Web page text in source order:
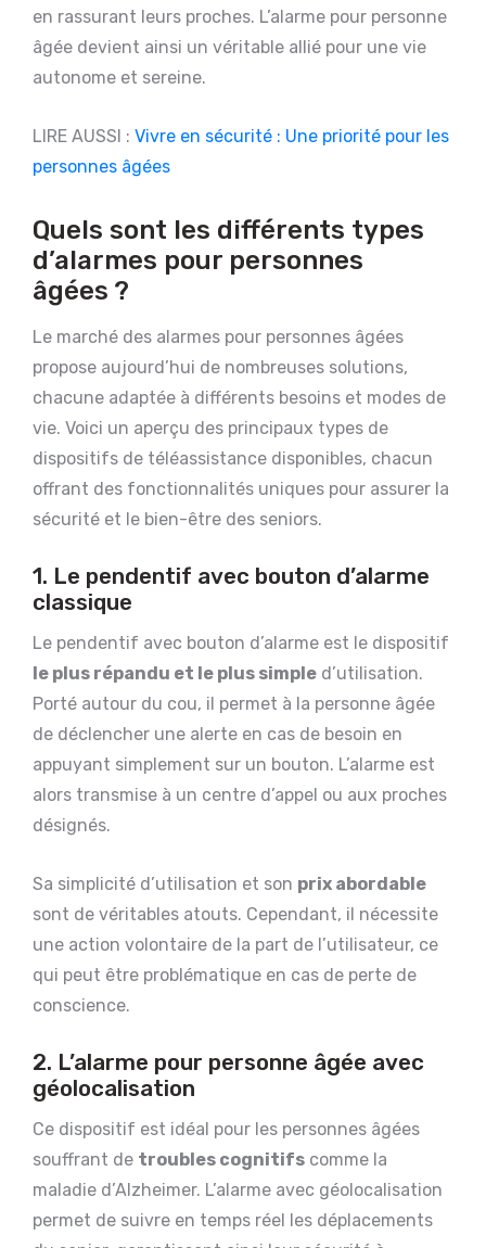
en rassurant leurs proches. L’alarme pour personne
âgée devient ainsi un véritable allié pour une vie
autonome et sereine.
LIRE AUSSI : Vivre en sécurité : Une priorité pour les
personnes âgées
Quels sont les différents types
d’alarmes pour personnes
âgées ?
Le marché des alarmes pour personnes âgées
propose aujourd’hui de nombreuses solutions,
chacune adaptée à différents besoins et modes de
vie. Voici un aperçu des principaux types de
dispositifs de téléassistance disponibles, chacun
offrant des fonctionnalités uniques pour assurer la
sécurité et le bien-être des seniors.
1. Le pendentif avec bouton d’alarme
classique
Le pendentif avec bouton d’alarme est le dispositif
le plus répandu et le plus simple d’utilisation.
Porté autour du cou, il permet à la personne âgée
de déclencher une alerte en cas de besoin en
appuyant simplement sur un bouton. L’alarme est
alors transmise à un centre d’appel ou aux proches
désignés.
Sa simplicité d’utilisation et son prix abordable
sont de véritables atouts. Cependant, il nécessite
une action volontaire de la part de l’utilisateur, ce
qui peut être problématique en cas de perte de
conscience.
2. L’alarme pour personne âgée avec
géolocalisation
Ce dispositif est idéal pour les personnes âgées
souffrant de troubles cognitifs comme la
maladie d’Alzheimer. L’alarme avec géolocalisation
permet de suivre en temps réel les déplacements